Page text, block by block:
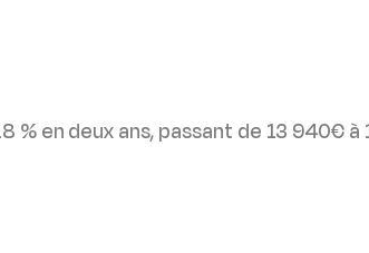
% en deux ans, passant de 13 940€